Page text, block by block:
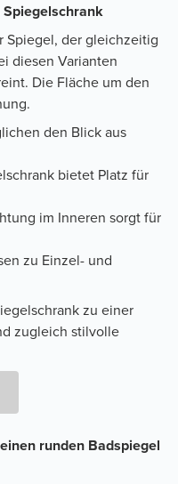
Spiegel, der gleichzeitig
diesen Varianten
Die Fläche um den
den Blick aus
bietet Platz für
im Inneren sorgt für
zu Einzel- und
zu einer
zugleich stilvolle
runden Badspiegel